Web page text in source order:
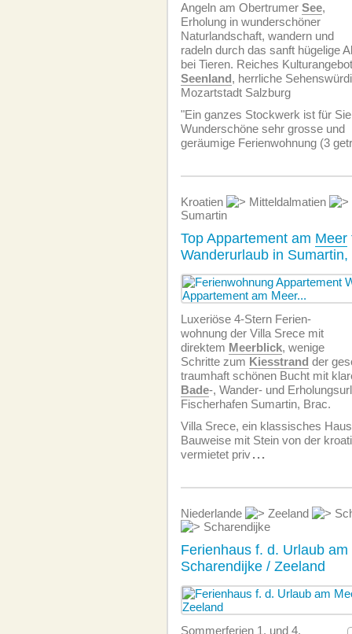
Angeln am Obertrumer See,
Erholung in wunderschöner
Naturlandschaft, wandern und
radeln durch das sanft hügelige
bei Tieren. Reiches
Seenland, herrliche
Mozartstadt Salzburg
"Ein ganzes Stockwerk ist für
Wunderschöne sehr grosse und
geräumige Ferien­wohnung (3
Kroatien
Mitteldalmatien
Sumartin
Top Appartement am Meer
Wanderurlaub in Sumartin,
Luxeriöse 4-Stern Ferien­
wohnung der Villa Srece mit
direktem Meerblick, wenige
Schritte zum Kiesstrand der
traumhaft schönen Bucht mit
Bade-, Wander- und
Fischerhafen Sumartin, Brac.
Villa Srece, ein klassisches
Bauweise mit Stein von der
vermietet priv...
Niederlande Zeeland
Scharendijke
Ferienhaus f. d. Urlaub am
Scharendijke / Zeeland
Sommerferien 1. und 4.